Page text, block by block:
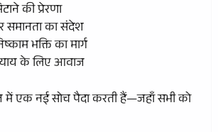
की प्रेरणा
समानता का संदेश
भक्ति का मार्ग
के लिए आवाज
में एक नई सोच पैदा करती हैं—जहाँ सभी को